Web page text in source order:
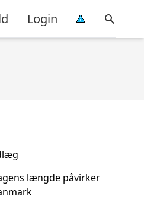
Login
længde påvirker